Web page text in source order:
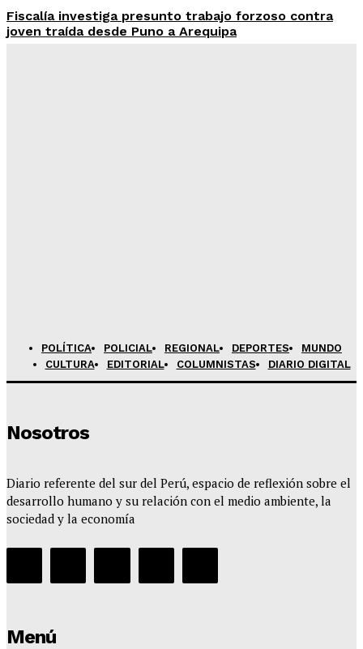
Fiscalía investiga presunto trabajo forzoso contra
joven traída desde Puno a Arequipa
POLÍTICA
POLICIAL REGIONAL DEPORTES
MUNDO
CULTURA
EDITORIAL COLUMNISTAS DIARIO DIGITAL
Nosotros
Diario referente del sur del Perú, espacio de reflexión sobre el
desarrollo humano y su relación con el medio ambiente, la
sociedad y la economía
Menú